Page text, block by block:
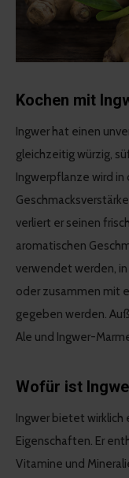
Kochen mit
Ingwer hat einen
gleichzeitig würzig,
Ingwerpflanze wird in
verliert er seinen
aromatischen
verwendet werden,
oder zusammen mit
gegeben werden.
Ale und Ingwer-
Wofür ist
Ingwer bietet wirklich
Eigenschaften. Er
Vitamine und